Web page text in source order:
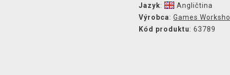
Jazyk:
Angličtina
Výrobca: Games
Kód produktu: 63789